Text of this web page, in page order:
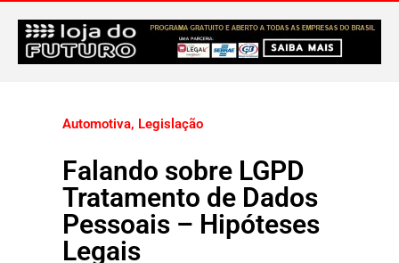
Automotiva, Legislação
Falando sobre LGPD
Tratamento de Dados
Pessoais – Hipóteses
Legais